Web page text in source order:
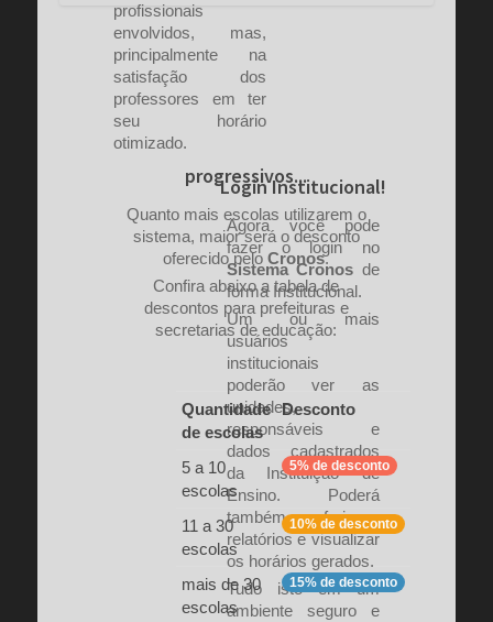
profissionais
envolvidos, mas,
principalmente na
satisfação dos
professores em ter
seu horário
otimizado.
progressivos...
Quanto mais escolas utilizarem o
sistema, maior será o desconto
oferecido peloCronos.
Confira abaixo a tabela de
descontos para prefeituras e
secretarias de educação:
Quantidade
de escolas
Desconto
5 a 10
escolas
5% de desconto
11 a 30
escolas
10% de desconto
mais de 30
escolas
15% de desconto
Login Institucional!
Agora você pode
fazer o login no
Sistema Cronos de
forma Institucional.
Um ou mais
usuários
institucionais
poderão ver as
unidades,
responsáveis e
dados cadastrados
da Instituição de
Ensino. Poderá
também conferir os
relatórios e visualizar
os horários gerados.
Tudo isto em um
ambiente seguro e